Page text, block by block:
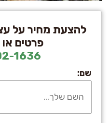
להצעת מחיר על
פרטים
1636
שם: